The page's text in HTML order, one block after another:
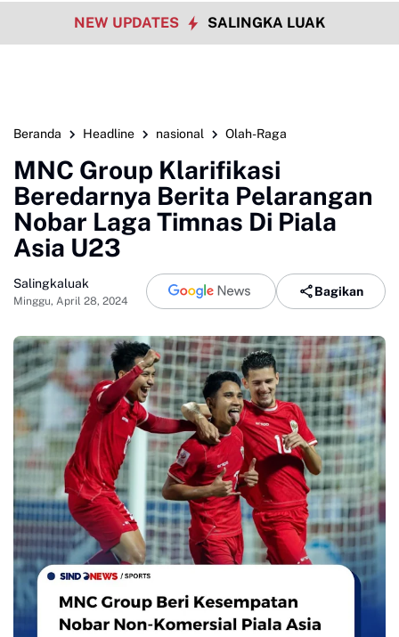
NEW UPDATES SALINGKA LUAK
Beranda Headline nasional Olah-Raga
MNC Group Klarifikasi
Beredarnya Berita Pelarangan
Nobar Laga Timnas Di Piala
Asia U23
Salingkaluak
Minggu, April 28, 2024
Bagikan